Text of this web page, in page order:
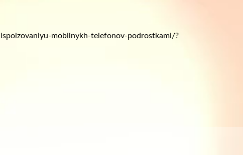
mobilnykh-telefonov-podrostkami/?